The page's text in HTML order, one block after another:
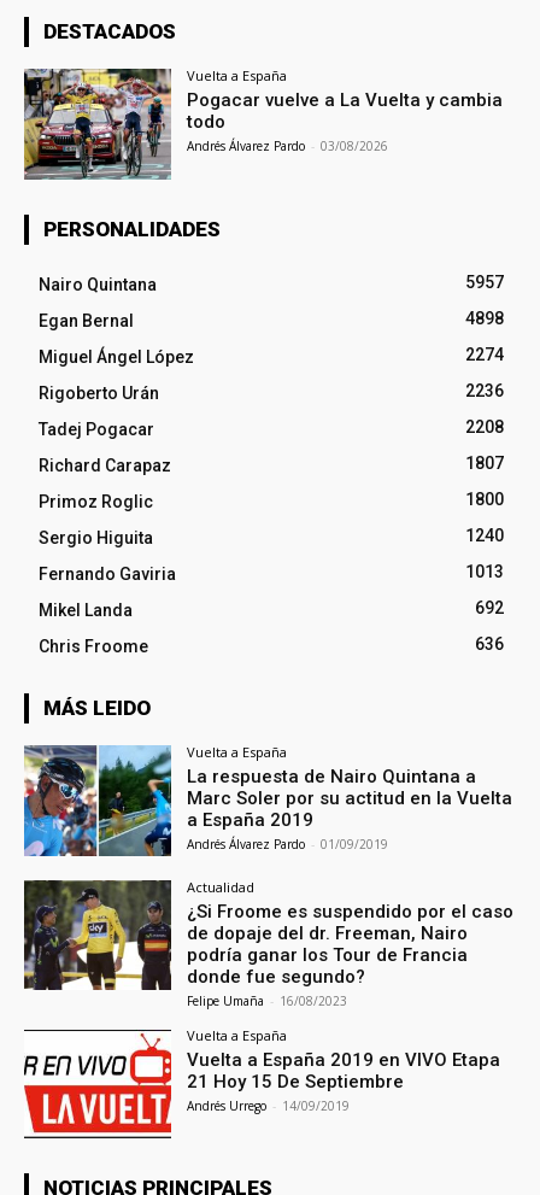
DESTACADOS
Vuelta a España
Pogacar vuelve a La Vuelta y cambia
todo
Andrés Álvarez Pardo - 03/08/2026
PERSONALIDADES
Nairo Quintana
5957
Egan Bernal
4898
Miguel Ángel López
2274
Rigoberto Urán
2236
Tadej Pogacar
2208
Richard Carapaz
1807
Primoz Roglic
1800
Sergio Higuita
1240
Fernando Gaviria
1013
Mikel Landa
692
Chris Froome
636
MÁS LEIDO
Vuelta a España
La respuesta de Nairo Quintana a
Marc Soler por su actitud en la Vuelta
a España 2019
Andrés Álvarez Pardo - 01/09/2019
Actualidad
¿Si Froome es suspendido por el caso
de dopaje del dr. Freeman, Nairo
podría ganar los Tour de Francia
donde fue segundo?
Felipe Umaña - 16/08/2023
Vuelta a España
Vuelta a España 2019 en VIVO Etapa
21 Hoy 15 De Septiembre
Andrés Urrego - 14/09/2019
NOTICIAS PRINCIPALES